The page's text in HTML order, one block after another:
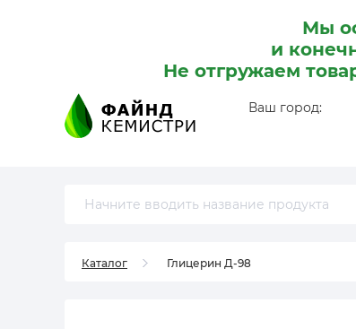
Мы
и
Не отгружаем
Ваш город:
Каталог Глицерин Д-98